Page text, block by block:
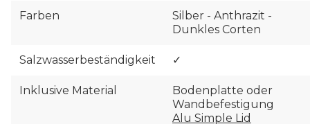
Farben
Silber - Anthrazit -
Dunkles Corten
Salzwasserbeständigkeit ✓
Inklusive Material
Bodenplatte oder
Wandbefestigung
Alu Simple Lid